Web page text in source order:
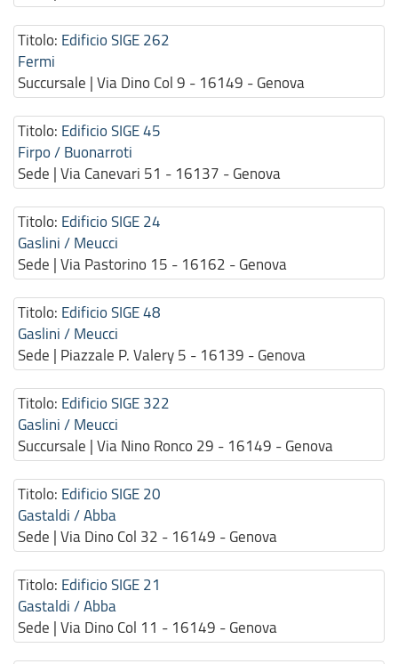
Titolo: Edificio SIGE 262
Fermi
Succursale | Via Dino Col 9 - 16149 - Genova
Titolo: Edificio SIGE 45
Firpo / Buonarroti
Sede | Via Canevari 51 - 16137 - Genova
Titolo: Edificio SIGE 24
Gaslini / Meucci
Sede | Via Pastorino 15 - 16162 - Genova
Titolo: Edificio SIGE 48
Gaslini / Meucci
Sede | Piazzale P. Valery 5 - 16139 - Genova
Titolo: Edificio SIGE 322
Gaslini / Meucci
Succursale | Via Nino Ronco 29 - 16149 - Genova
Titolo: Edificio SIGE 20
Gastaldi / Abba
Sede | Via Dino Col 32 - 16149 - Genova
Titolo: Edificio SIGE 21
Gastaldi / Abba
Sede | Via Dino Col 11 - 16149 - Genova